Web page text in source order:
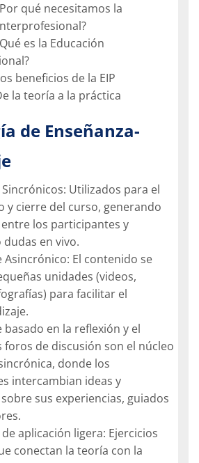
qué necesitamos la
es la Educación
beneficios de la EIP
la teoría a la práctica
de Enseñanza-
Utilizados para el
y cierre del curso, generando
los participantes y
en vivo.
Asincrónico: El contenido se
unidades (videos,
para facilitar el
basado en la reflexión y el
foros de discusión son el núcleo
donde los
intercambian ideas y
sus experiencias, guiados
aplicación ligera: Ejercicios
conectan la teoría con la